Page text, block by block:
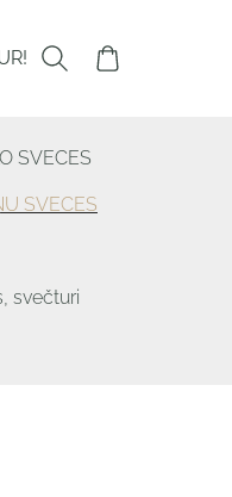
SVECES
SVECES
svečturi